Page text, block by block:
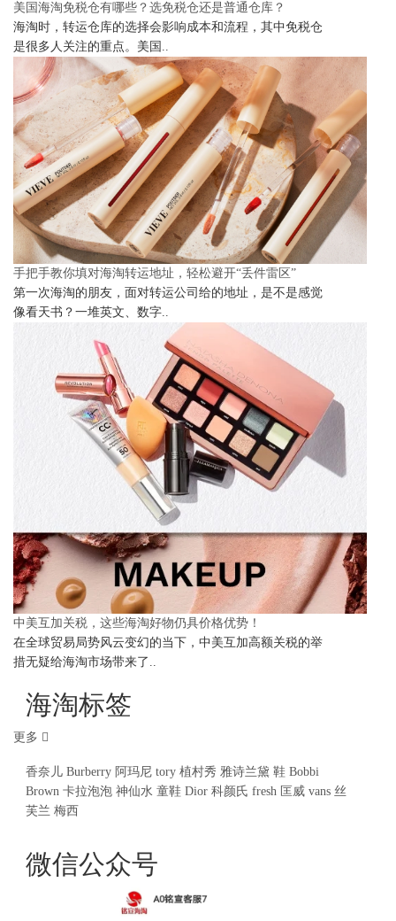
美国海淘免税仓有哪些？选免税仓还是普通仓库？
海淘时，转运仓库的选择会影响成本和流程，其中免税仓
是很多人关注的重点。美国..
手把手教你填对海淘转运地址，轻松避开“丢件雷区”
第一次海淘的朋友，面对转运公司给的地址，是不是感觉
像看天书？一堆英文、数字..
中美互加关税，这些海淘好物仍具价格优势！
在全球贸易局势风云变幻的当下，中美互加高额关税的举
措无疑给海淘市场带来了..
海淘标签
更多
香奈儿 Burberry 阿玛尼 tory 植村秀 雅诗兰黛 鞋 Bobbi
Brown 卡拉泡泡 神仙水 童鞋 Dior 科颜氏 fresh 匡威 vans 丝
芙兰 梅西
微信公众号